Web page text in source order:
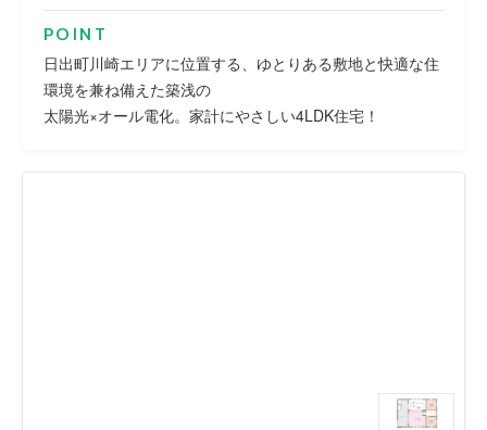
POINT
日出町川崎エリアに位置する、ゆとりある敷地と快適な住
環境を兼ね備えた築浅の
太陽光×オール電化。家計にやさしい4LDK住宅！